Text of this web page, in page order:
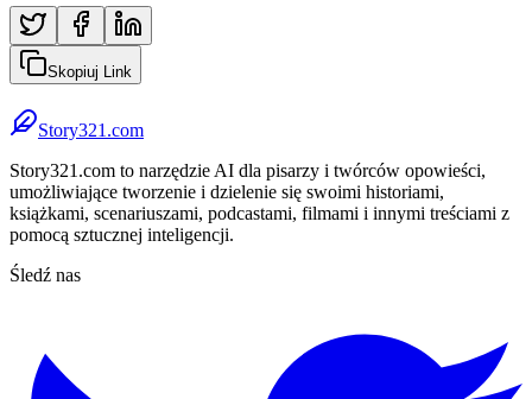
Skopiuj Link
Story321.com
Story321.com to narzędzie AI dla pisarzy i twórców opowieści,
umożliwiające tworzenie i dzielenie się swoimi historiami,
książkami, scenariuszami, podcastami, filmami i innymi treściami z
pomocą sztucznej inteligencji.
Śledź nas